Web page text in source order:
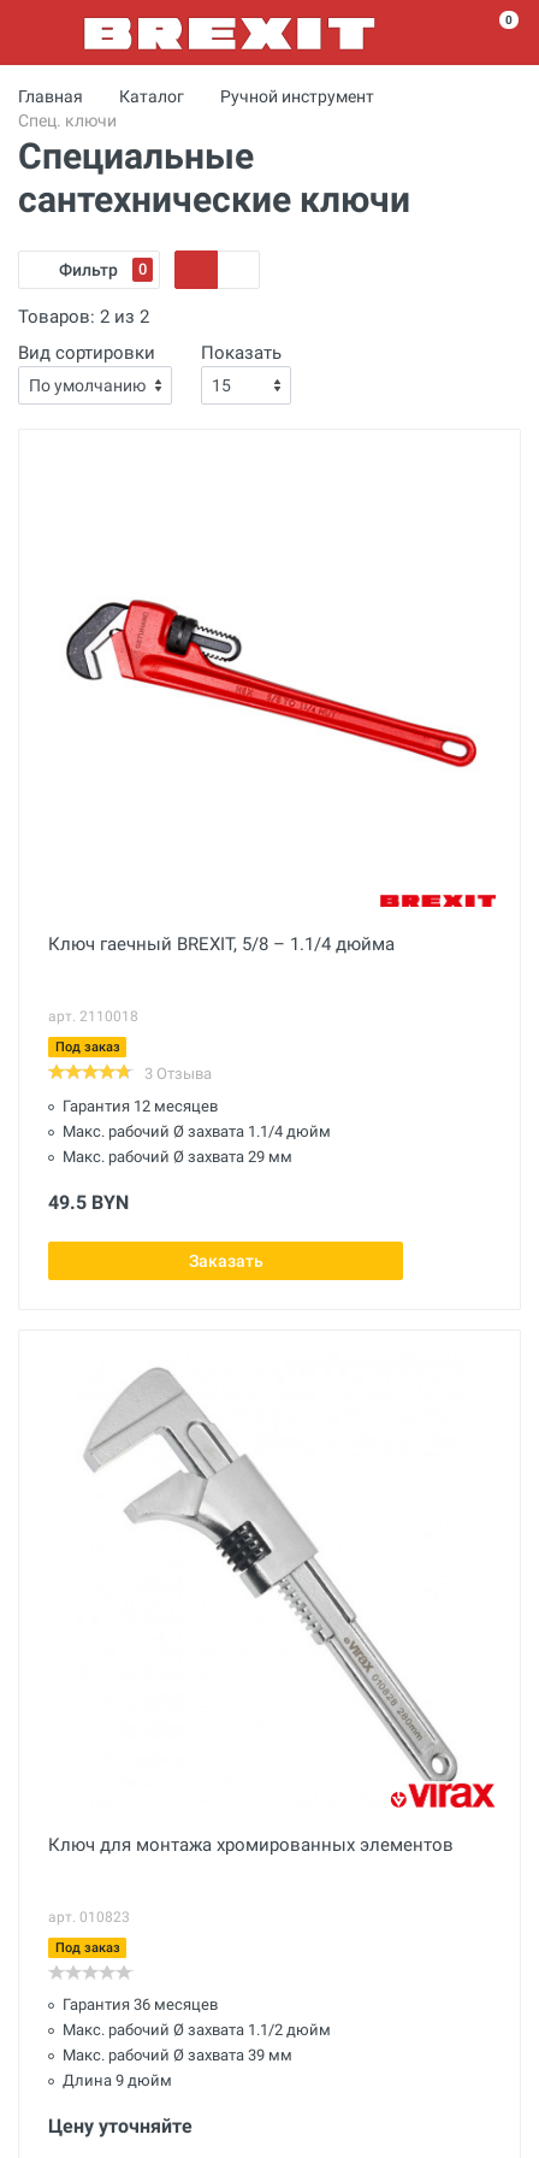
0
Главная Каталог
Ручной инструмент
Спец. ключи
Специальные
сантехнические ключи
Фильтр 0
Товаров: 2 из 2
Вид сортировки
Показать
Ключ гаечный BREXIT, 5/8 – 1.1/4 дюйма
арт. 2110018
Под заказ
3 Отзыва
Гарантия 12 месяцев
Макс. рабочий Ø захвата 1.1/4 дюйм
Макс. рабочий Ø захвата 29 мм
49.5 BYN
Заказать
Ключ для монтажа хромированных элементов
арт. 010823
Под заказ
Гарантия 36 месяцев
Макс. рабочий Ø захвата 1.1/2 дюйм
Макс. рабочий Ø захвата 39 мм
Длина 9 дюйм
Цену уточняйте